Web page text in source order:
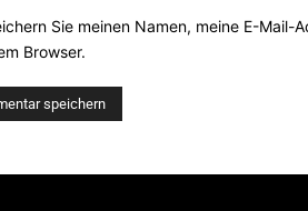
Sie meinen Namen, meine E-Mail-
Browser.